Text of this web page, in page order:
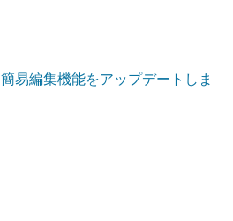
簡易編集機能をアップデートしま